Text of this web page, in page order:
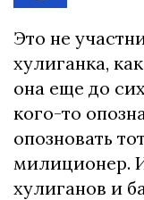
Это не
хулиганка,
она еще до
кого-то
опозновать
милиционер.
хулиганов и